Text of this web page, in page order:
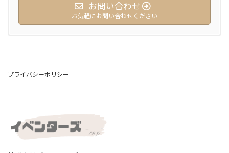
お問い合わせ
お気軽にお問い合わせください
プライバシーポリシー